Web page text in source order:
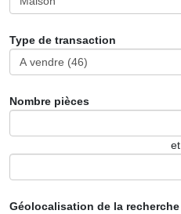
Type de transaction
Nombre pièces
et
Géolocalisation de la recherche